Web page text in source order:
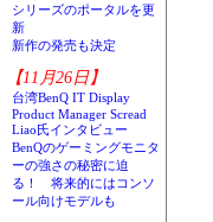
シリーズのポータルを更
新
新作の発売も決定
【11月26日】
台湾BenQ IT Display
Product Manager Scread
Liao氏インタビュー
BenQのゲーミングモニタ
ーの強さの秘密に迫
る！ 将来的にはコンソ
ール向けモデルも